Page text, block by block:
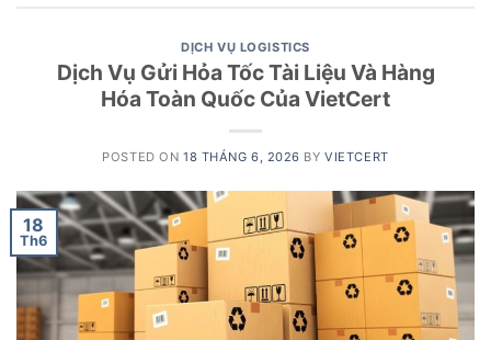
DỊCH VỤ LOGISTICS
Dịch Vụ Gửi Hỏa Tốc Tài Liệu Và Hàng
Hóa Toàn Quốc Của VietCert
POSTED ON 18 THÁNG 6, 2026 BYVIETCERT
18
Th6